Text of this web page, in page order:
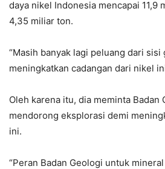
daya nikel Indonesia mencapai 11,9
4,35 miliar ton.
“Masih banyak lagi peluang dari
meningkatkan cadangan dari nikel
Oleh karena itu, dia meminta Badan
mendorong eksplorasi demi
ini.
“Peran Badan Geologi untuk